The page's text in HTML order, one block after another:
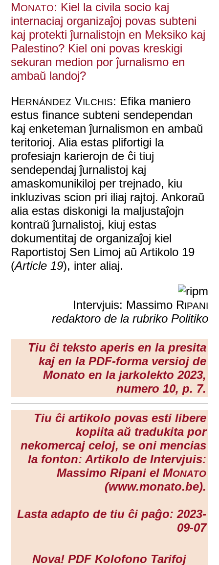
MONATO: Kiel la civila socio kaj
internaciaj organizaĵoj povas subteni
kaj protekti ĵurnalistojn en Meksiko kaj
Palestino? Kiel oni povas kreskigi
sekuran medion por ĵurnalismo en
ambaŭ landoj?
HERNÁNDEZ VILCHIS: Efika maniero
estus finance subteni sendependan
kaj enketeman ĵurnalismon en ambaŭ
teritorioj. Alia estas plifortigi la
profesiajn karierojn de ĉi tiuj
sendependaj ĵurnalistoj kaj
amaskomunikiloj per trejnado, kiu
inkluzivas scion pri iliaj rajtoj. Ankoraŭ
alia estas diskonigi la maljustaĵojn
kontraŭ ĵurnalistoj, kiuj estas
dokumentitaj de organizaĵoj kiel
Raportistoj Sen Limoj aŭ Artikolo 19
(Article 19), inter aliaj.
Intervjuis: Massimo RIPANI
redaktoro de la rubriko Politiko
Tiu ĉi teksto aperis en la presita
kaj en la PDF-forma versioj de
Monato en lajarkolekto 2023,
numero 10, p. 7.
Tiu ĉi artikolo povas esti libere
kopiita aŭ tradukita por
nekomercaj celoj, se oni mencias
la fonton: Artikolo de Intervjuis:
Massimo Ripani el MONATO
(www.monato.be).
Lasta adapto de tiu ĉi paĝo: 2023-
09-07
Nova! PDF Kolofono Tarifoj